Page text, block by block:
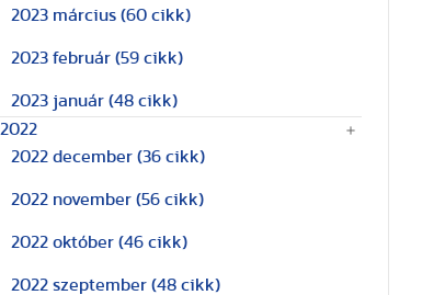
2023 március (60 cikk)
2023 február (59 cikk)
2023 január (48 cikk)
2022
2022 december (36 cikk)
2022 november (56 cikk)
2022 október (46 cikk)
2022 szeptember (48 cikk)